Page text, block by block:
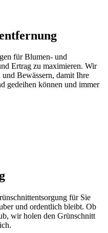
für Blumen- und
Ertrag zu maximieren. Wir
Bewässern, damit Ihre
gedeihen können und immer
für Sie
und ordentlich bleibt. Ob
wir holen den Grünschnitt